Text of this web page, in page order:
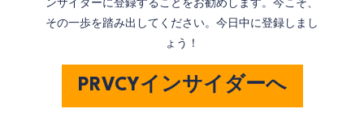
その一歩を踏み出してください。今日中に登録しまし
ょう！
PRVCYインサイダーへ